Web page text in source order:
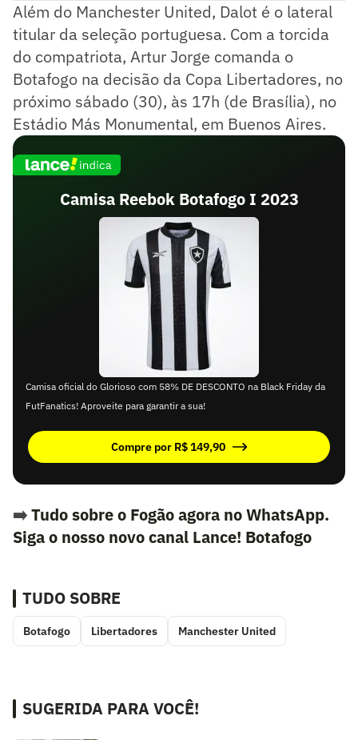
Além do Manchester United, Dalot é o lateral
titular da seleção portuguesa. Com a torcida
do compatriota, Artur Jorge comanda o
Botafogo na decisão da Copa Libertadores, no
próximo sábado (30), às 17h (de Brasília), no
Estádio Más Monumental, em Buenos Aires.
Camisa Reebok Botafogo I 2023
Camisa oficial do Glorioso com 58% DE DESCONTO na Black Friday da
FutFanatics! Aproveite para garantir a sua!
Compre por R$ 149,90
➡️Tudo sobre o Fogão agora no WhatsApp.
Siga o nosso novo canal Lance! Botafogo
TUDO SOBRE
Botafogo Libertadores Manchester United
SUGERIDA PARA VOCÊ!